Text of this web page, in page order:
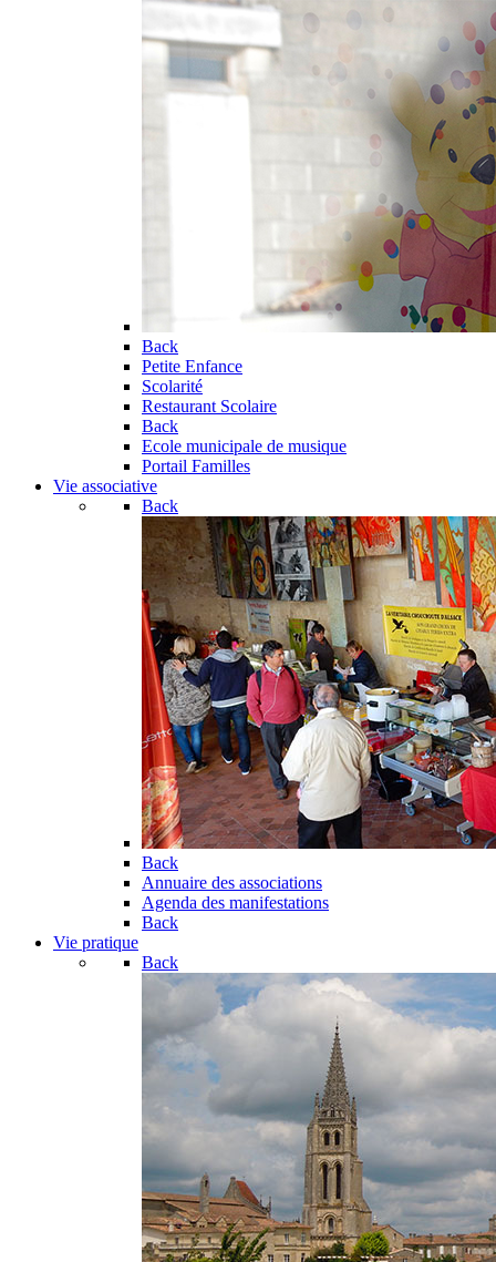
Back
Petite Enfance
Scolarité
Restaurant Scolaire
Back
Ecole municipale de musique
Portail Familles
Vie associative
Back
Back
Annuaire des associations
Agenda des manifestations
Back
Vie pratique
Back